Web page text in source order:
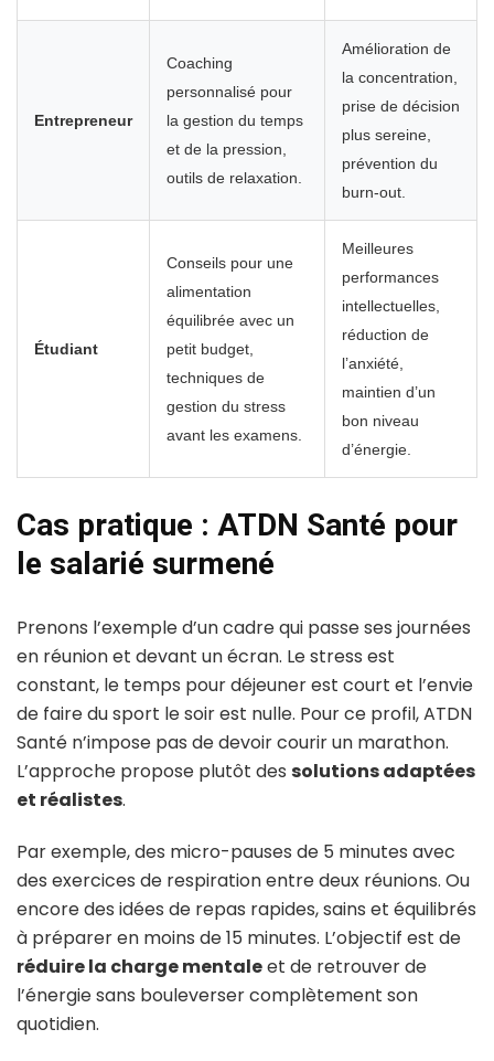
Entrepreneur
Coaching
personnalisé pour
la gestion du temps
et de la pression,
outils de relaxation.
Amélioration de
la concentration,
prise de décision
plus sereine,
prévention du
burn-out.
Étudiant
Conseils pour une
alimentation
équilibrée avec un
petit budget,
techniques de
gestion du stress
avant les examens.
Meilleures
performances
intellectuelles,
réduction de
l’anxiété,
maintien d’un
bon niveau
d’énergie.
Cas pratique : ATDN Santé pour
le salarié surmené
Prenons l’exemple d’un cadre qui passe ses journées
en réunion et devant un écran. Le stress est
constant, le temps pour déjeuner est court et l’envie
de faire du sport le soir est nulle. Pour ce profil, ATDN
Santé n’impose pas de devoir courir un marathon.
L’approche propose plutôt des solutions adaptées
et réalistes.
Par exemple, des micro-pauses de 5 minutes avec
des exercices de respiration entre deux réunions. Ou
encore des idées de repas rapides, sains et équilibrés
à préparer en moins de 15 minutes. L’objectif est de
réduire la charge mentaleet de retrouver de
l’énergie sans bouleverser complètement son
quotidien.